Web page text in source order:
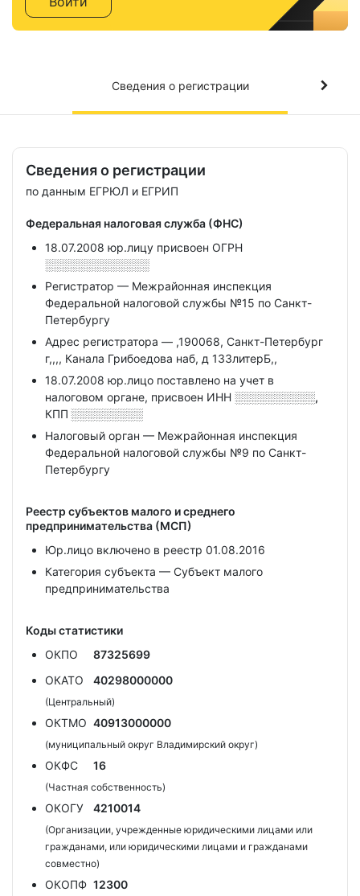
Сведения о регистрации
Сведения о регистрации
по данным ЕГРЮЛ и ЕГРИП
Федеральная налоговая служба (ФНС)
18.07.2008 юр.лицу присвоен ОГРН
░░░░░░░░░░░░░
Регистратор — Межрайонная инспекция
Федеральной налоговой службы №15 по Санкт-
Петербургу
Адрес регистратора — ,190068, Санкт-Петербург
г,,,, Канала Грибоедова наб, д 133литерБ,,
18.07.2008 юр.лицо поставлено на учет в
налоговом органе, присвоен ИНН ░░░░░░░░░░,
КПП ░░░░░░░░░
Налоговый орган — Межрайонная инспекция
Федеральной налоговой службы №9 по Санкт-
Петербургу
Реестр субъектов малого и среднего
предпринимательства (МСП)
Юр.лицо включено в реестр 01.08.2016
Категория субъекта — Субъект малого
предпринимательства
Коды статистики
ОКПО
87325699
ОКАТО
40298000000
(Центральный)
ОКТМО 40913000000
(муниципальный округ Владимирский округ)
ОКФС 16
(Частная собственность)
ОКОГУ 4210014
(Организации, учрежденные юридическими лицами или
гражданами, или юридическими лицами и гражданами
совместно)
ОКОПФ 12300